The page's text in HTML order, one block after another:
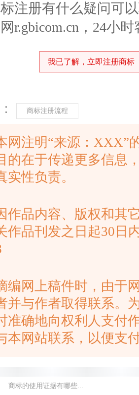
注册有什么疑问可
r.gbicom.cn，24小
我已了解，立即注册商标
商标注册流程
网注明“来源：XXX”
的在于传递更多信息
实性负责。
作品内容、版权和其
作品刊发之日起30日
编网上稿件时，由于
并与作者取得联系。
准确地向权利人支付
本网站联系，以便支
商标的使用证据有哪些...